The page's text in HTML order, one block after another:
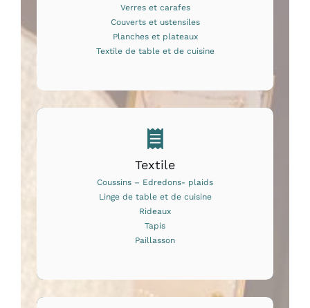
Verres et carafes
Couverts et ustensiles
Planches et plateaux
Textile de table et de cuisine
Textile
Coussins – Edredons- plaids
Linge de table et de cuisine
Rideaux
Tapis
Paillasson